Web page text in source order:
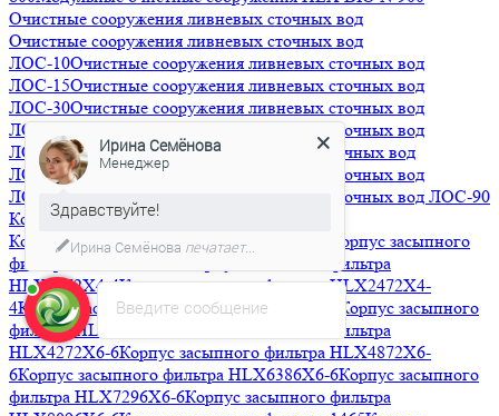
Очистные сооружения ливневых сточных вод
Очистные сооружения ливневых сточных вод
ЛОС-10Очистные сооружения ливневых сточных вод
ЛОС-15Очистные сооружения ливневых сточных вод
ЛОС-30Очистные сооружения ливневых сточных вод
ЛОС-45Очистные сооружения ливневых сточных вод
ЛОС-5Очистные сооружения ливневых сточных вод
ЛОС-60Очистные сооружения ливневых сточных вод
ЛОС-75
Очистные сооружения ливневых сточных вод ЛОС-90
Корпуса фильтров засыпного типа
Корпус засыпного фильтра HLX1665X4-4
Корпус засыпного
фильтра HLX1865X4-4
Корпус засыпного фильтра
HLX2162X4-4Корпус засыпного фильтра HLX2472X4-
4Корпус засыпного фильтра HLX3072X4-4
Корпус засыпного
фильтра HLX3672X4-4
Корпус засыпного фильтра
HLX4272X6-6Корпус засыпного фильтра HLX4872X6-
6Корпус засыпного фильтра HLX6386X6-6Корпус засыпного
фильтра HLX7296X6-6Корпус засыпного фильтра
Введите сообщение
Ирина Семёнова
Менеджер
Здравствуйте!
Мы подготовили для Вас
специальное предложение!